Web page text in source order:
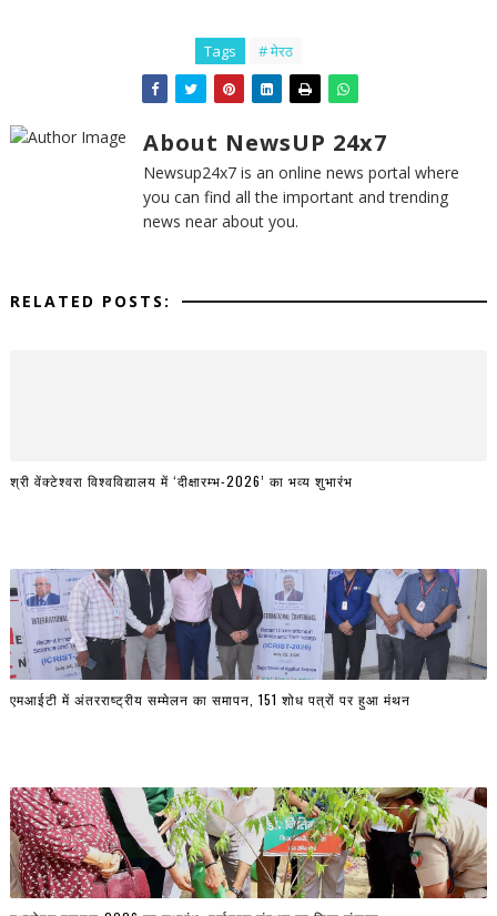
Tags # मेरठ
About NewsUP 24x7
Newsup24x7 is an online news portal where
you can find all the important and trending
news near about you.
RELATED POSTS:
श्री वेंक्टेश्वरा विश्वविद्यालय में ‘दीक्षारम्भ-2026’ का भव्य शुभारंभ
एमआईटी में अंतरराष्ट्रीय सम्मेलन का समापन, 151 शोध पत्रों पर हुआ मंथन